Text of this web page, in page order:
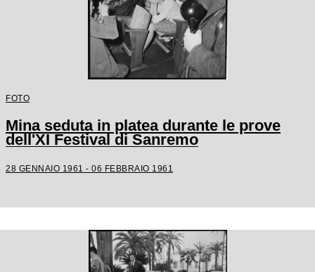
FOTO
Mina seduta in platea durante le prove
dell'XI Festival di Sanremo
28 GENNAIO 1961 - 06 FEBBRAIO 1961